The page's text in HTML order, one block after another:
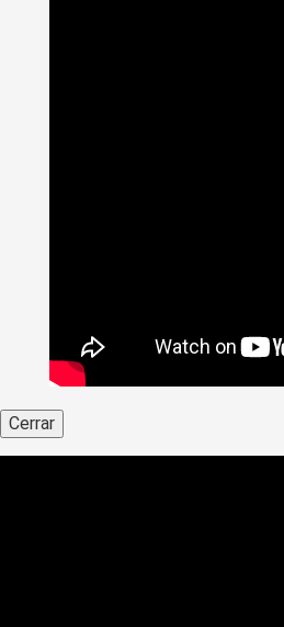
Cerrar